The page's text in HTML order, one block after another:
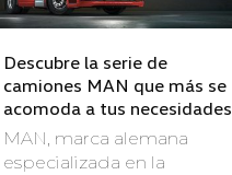
Descubre la serie de
camiones MAN que más se
acomoda a tus necesidades
MAN, marca alemana
especializada en la